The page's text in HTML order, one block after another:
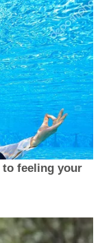
feeling your